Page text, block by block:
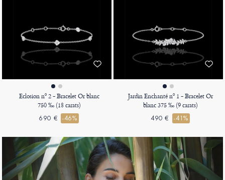
Eclosion nº 2 - Bracelet Or blanc
750 ‰ (18 carats)
690 € -46%
Jardin Enchanté nº 1 - Bracelet Or
blanc 375 ‰ (9 carats)
490 € -41%